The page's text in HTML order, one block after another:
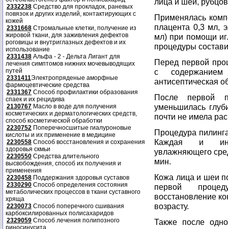
2332238 Средство для прокладок, раневых
повязок и других изделий, контактирующих с
кожей
2331668 Стромальные клетки, получение из
жировой ткани, для заживления дефектов
роговицы и внутриглазных дефектов и их
использование
2331438 Альфа - 2 - Дельта Лигант для
лечения симптомов нижних мочевыводящих
путей
2331411Электропряденые аморфные
фармоцевтические средства
2331367 Способ профилактики образования
спаек и их рецидива
2130767 Масло в воде для получения
косметических и дерматологических средств,
способ косметической обработки
2230752 Поперечносшитые гиалуроновые
кислоты и их применение в медицине
2230558 Способ восстановления и сохранения
здоровья скмьи
2230550 Средства длительного
высвобождения, способ их получения и
применения
2230458 Поддержания здоровья суставов
2330290 Способ определения состояния
метаболических процессов в ткани суставного
хряща
2230073 Способ поперечного сшивания
карбоксилированных полисахаридов
2329059 Способ лечения полипозного
риносинусита
Применялась
плацента 0,3 мл,
мл) при помощи
процедуры
Перед первой
с содержанием
антисептическая
После первой
уменьшилась
почти не имела
Процедура
Каждая и
увлажняющего
мин.
Кожа лица и шеи
первой
восстановление
возрасту.
Также после